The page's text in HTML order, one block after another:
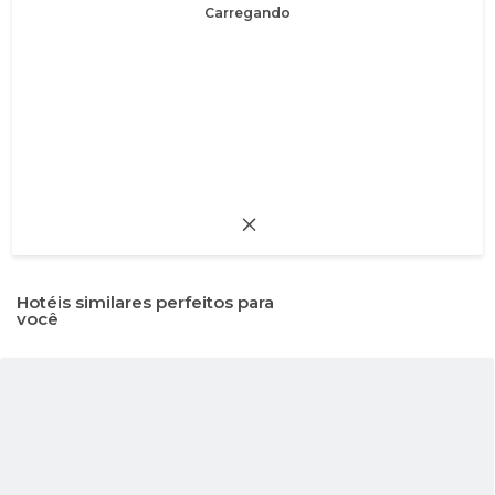
Carregando
Hotéis similares perfeitos para
você